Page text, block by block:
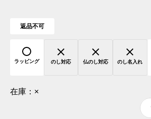
返品不可
ラッピング のし対応 仏のし対応 のし名入れ
在庫： ×